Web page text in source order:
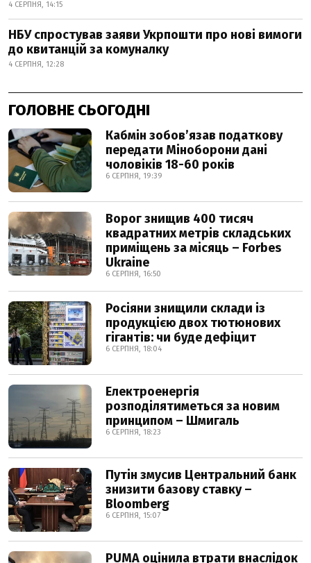
4 СЕРПНЯ, 14:15
НБУ спростував заяви Укрпошти про нові вимоги
до квитанцій за комуналку
4 СЕРПНЯ, 12:28
ГОЛОВНЕ СЬОГОДНІ
Кабмін зобовʼязав податкову
передати Міноборони дані
чоловіків 18-60 років
6 СЕРПНЯ, 19:39
Ворог знищив 400 тисяч
квадратних метрів складських
приміщень за місяць – Forbes
Ukraine
6 СЕРПНЯ, 16:50
Росіяни знищили склади із
продукцією двох тютюнових
гігантів: чи буде дефіцит
6 СЕРПНЯ, 18:04
Електроенергія
розподілятиметься за новим
принципом – Шмигаль
6 СЕРПНЯ, 18:23
Путін змусив Центральний банк
знизити базову ставку –
Bloomberg
6 СЕРПНЯ, 15:07
PUMA оцінила втрати внаслідок